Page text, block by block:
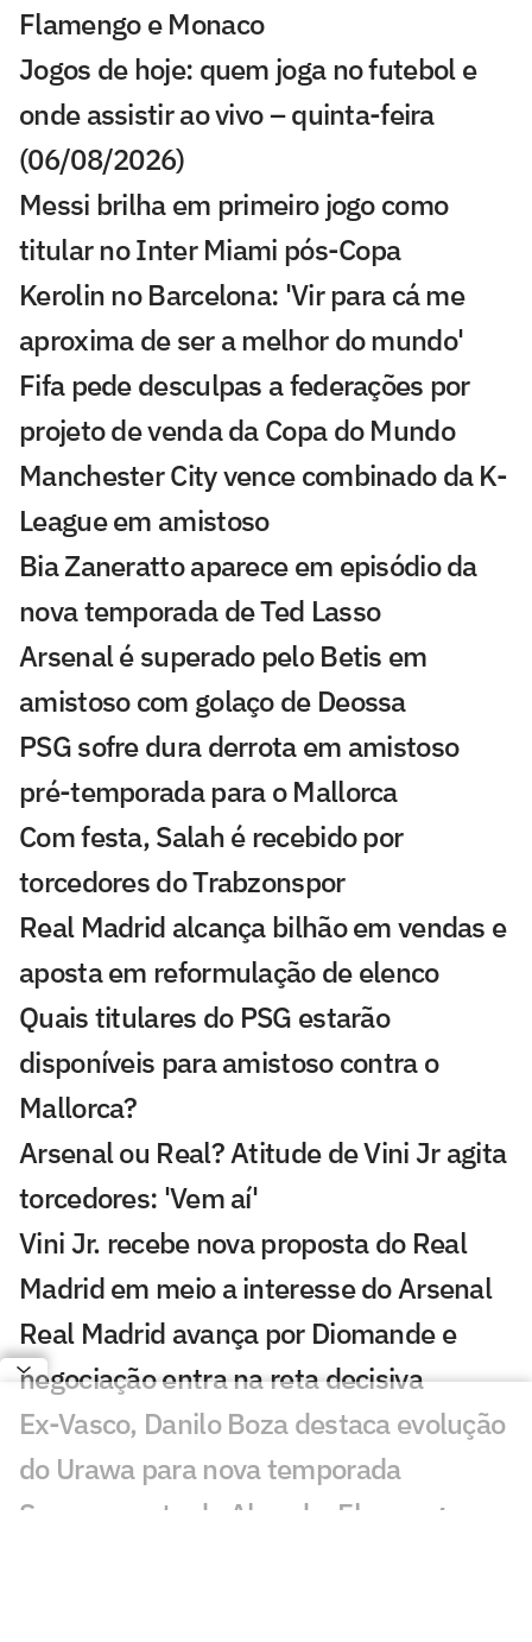
Flamengo e Monaco
Jogos de hoje: quem joga no futebol e
onde assistir ao vivo – quinta-feira
(06/08/2026)
Messi brilha em primeiro jogo como
titular no Inter Miami pós-Copa
Kerolin no Barcelona: 'Vir para cá me
aproxima de ser a melhor do mundo'
Fifa pede desculpas a federações por
projeto de venda da Copa do Mundo
Manchester City vence combinado da K-
League em amistoso
Bia Zaneratto aparece em episódio da
nova temporada de Ted Lasso
Arsenal é superado pelo Betis em
amistoso com golaço de Deossa
PSG sofre dura derrota em amistoso
pré-temporada para o Mallorca
Com festa, Salah é recebido por
torcedores do Trabzonspor
Real Madrid alcança bilhão em vendas e
aposta em reformulação de elenco
Quais titulares do PSG estarão
disponíveis para amistoso contra o
Mallorca?
Arsenal ou Real? Atitude de Vini Jr agita
torcedores: 'Vem aí'
Vini Jr. recebe nova proposta do Real
Madrid em meio a interesse do Arsenal
Real Madrid avança por Diomande e
negociação entra na reta decisiva
Ex-Vasco, Danilo Boza destaca evolução
do Urawa para nova temporada
Sem resposta de Almada, Flamengo